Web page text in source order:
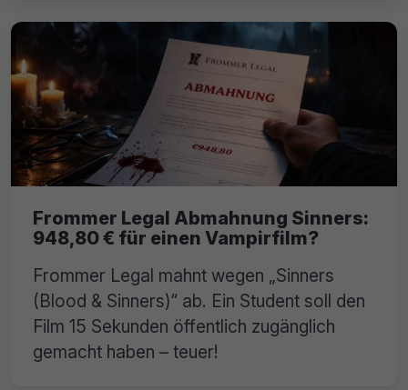
Frommer Legal Abmahnung Sinners:
948,80 € für einen Vampirfilm?
Frommer Legal mahnt wegen „Sinners
(Blood & Sinners)“ ab. Ein Student soll den
Film 15 Sekunden öffentlich zugänglich
gemacht haben – teuer!